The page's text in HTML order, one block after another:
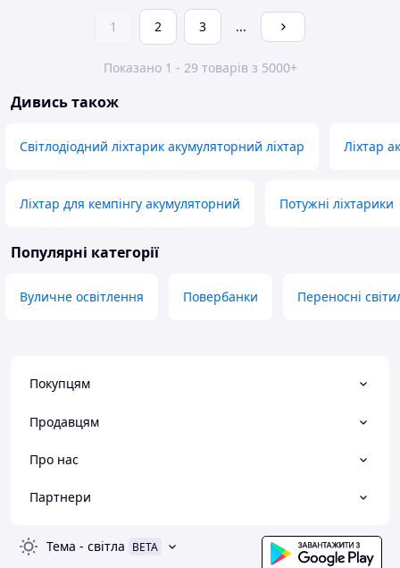
1 2 3 ...
Показано 1 - 29 товарів з 5000+
Дивись також
Світлодіодний ліхтарик акумуляторний ліхтар Ліхтар
Ліхтар для кемпінгу акумуляторний Потужні ліхтарики
Популярні категорії
Вуличне освітлення Повербанки Переносні
Покупцям
Продавцям
Про нас
Партнери
Тема - світла BETA